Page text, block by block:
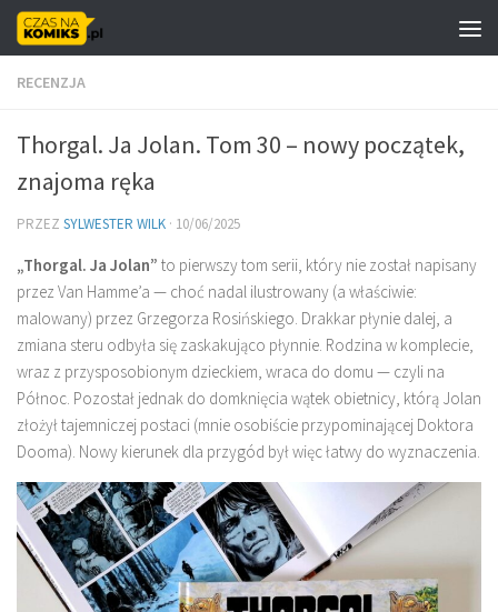
Skip to content
RECENZJA
Thorgal. Ja Jolan. Tom 30 – nowy początek,
znajoma ręka
PRZEZ SYLWESTER WILK · 10/06/2025
„Thorgal. Ja Jolan” to pierwszy tom serii, który nie został napisany
przez Van Hamme’a — choć nadal ilustrowany (a właściwie:
malowany) przez Grzegorza Rosińskiego. Drakkar płynie dalej, a
zmiana steru odbyła się zaskakująco płynnie. Rodzina w komplecie,
wraz z przysposobionym dzieckiem, wraca do domu — czyli na
Północ. Pozostał jednak do domknięcia wątek obietnicy, którą Jolan
złożył tajemniczej postaci (mnie osobiście przypominającej Doktora
Dooma). Nowy kierunek dla przygód był więc łatwy do wyznaczenia.